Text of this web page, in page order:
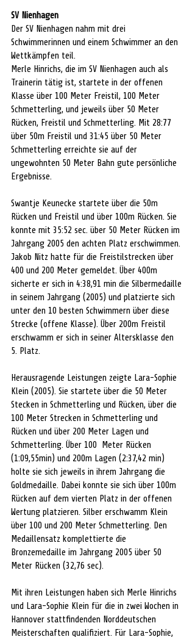
SV Nienhagen
Der SV Nienhagen nahm mit drei
Schwimmerinnen und einem Schwimmer an den
Wettkämpfen teil.
Merle Hinrichs, die im SV Nienhagen auch als
Trainerin tätig ist, startete in der offenen
Klasse über 100 Meter Freistil, 100 Meter
Schmetterling, und jeweils über 50 Meter
Rücken, Freistil und Schmetterling. Mit 28:77
über 50m Freistil und 31:45 über 50 Meter
Schmetterling erreichte sie auf der
ungewohnten 50 Meter Bahn gute persönliche
Ergebnisse.
Swantje Keunecke startete über die 50m
Rücken und Freistil und über 100m Rücken. Sie
konnte mit 35:52 sec. über 50 Meter Rücken im
Jahrgang 2005 den achten Platz erschwimmen.
Jakob Nitz hatte für die Freistilstrecken über
400 und 200 Meter gemeldet. Über 400m
sicherte er sich in 4:38,91 min die Silbermedaille
in seinem Jahrgang (2005) und platzierte sich
unter den 10 besten Schwimmern über diese
Strecke (offene Klasse). Über 200m Freistil
erschwamm er sich in seiner Altersklasse den
5. Platz.
Herausragende Leistungen zeigte Lara-Sophie
Klein (2005). Sie startete über die 50 Meter
Stecken in Schmetterling und Rücken, über die
100 Meter Strecken in Schmetterling und
Rücken und über 200 Meter Lagen und
Schmetterling. Über 100  Meter Rücken
(1:09,55min) und 200m Lagen (2:37,42 min)
holte sie sich jeweils in ihrem Jahrgang die
Goldmedaille. Dabei konnte sie sich über 100m
Rücken auf dem vierten Platz in der offenen
Wertung platzieren. Silber erschwamm Klein
über 100 und 200 Meter Schmetterling. Den
Medaillensatz komplettierte die
Bronzemedaille im Jahrgang 2005 über 50
Meter Rücken (32,76 sec).
Mit ihren Leistungen haben sich Merle Hinrichs
und Lara-Sophie Klein für die in zwei Wochen in
Hannover stattfindenden Norddeutschen
Meisterschaften qualifiziert. Für Lara-Sophie,